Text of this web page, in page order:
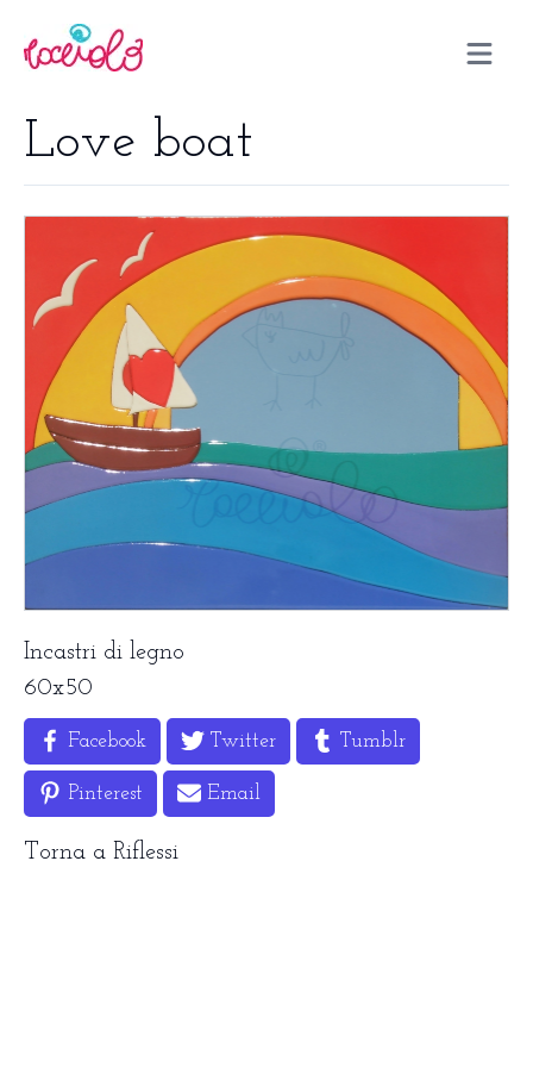
Open
Love boat
Incastri di legno
60x50
Facebook Twitter Tumblr
Pinterest Email
Torna a Riflessi